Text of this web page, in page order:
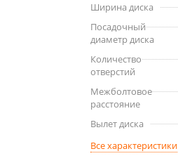
Ширина диска
Посадочный
диаметр диска
Количество
отверстий
Межболтовое
расстояние
Вылет диска
Все характеристики